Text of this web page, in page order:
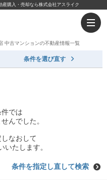
購入・売却なら株式会社アスライク
中古マンションの不動産情報一覧
条件を選び直す
では
んでした。
なおして
いたします。
条件を指定し直して検索